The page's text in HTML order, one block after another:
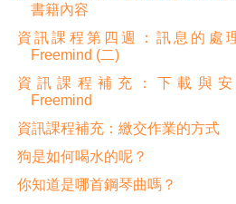
書籍內容
資訊課程第四週：訊息的處
Freemind (二)
資訊課程補充：下載與安
Freemind
資訊課程補充：繳交作業的方式
狗是如何喝水的呢？
你知道是哪首鋼琴曲嗎？